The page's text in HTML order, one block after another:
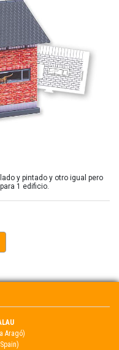
y pintado y otro igual pero
1 edificio.
Aragó)